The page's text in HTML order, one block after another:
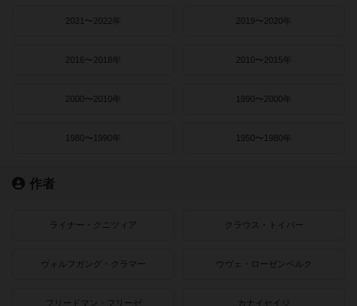
2021〜2022年 2019〜2020年
2016〜2018年 2010〜2015年
2000〜2010年 1990〜2000年
1980〜1990年 1950〜1980年
作者
ライナー・クニツィア クラウス・トイバー
ヴォルフガング・クラマー ウヴェ・ローゼンベルク
フリードマン・フリーゼ カナイセイジ